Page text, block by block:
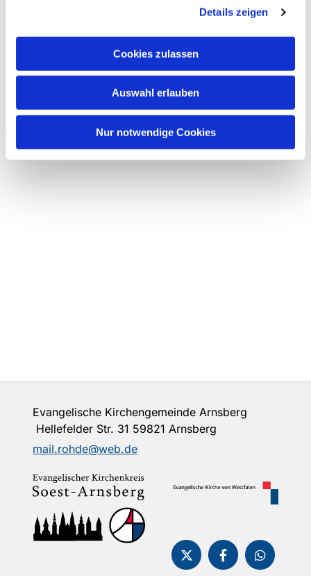
Details zeigen
Cookies zulassen
Auswahl erlauben
Nur notwendige Cookies
Evangelische Kirchengemeinde Arnsberg
Hellefelder Str. 31 59821 Arnsberg
mail.rohde@web.de